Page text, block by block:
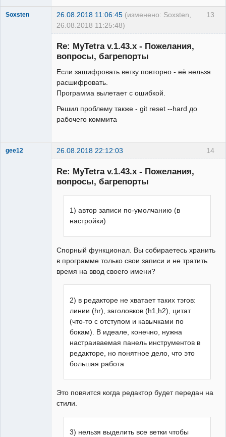
13
Soxsten 26.08.2018 11:06:45 (изменено: Soxsten,
26.08.2018 11:25:48)
Re: MyTetra v.1.43.x - Пожелания,
вопросы, багрепорты
Если зашифровать ветку повторно - её нельзя
расшифровать.
Программа вылетает с ошибкой.
Решил проблему также - git reset --hard до
рабочего коммита
14
gee12 26.08.2018 22:12:03
Re: MyTetra v.1.43.x - Пожелания,
вопросы, багрепорты
1) автор записи по-умолчанию (в
настройки)
Спорный функционал. Вы собираетесь хранить
в программе только свои записи и не тратить
время на ввод своего имени?
2) в редакторе не хватает таких тэгов:
линии (hr), заголовков (h1,h2), цитат
(что-то с отступом и кавычками по
бокам). В идеале, конечно, нужна
настраиваемая панель инструментов в
редакторе, но понятное дело, что это
большая работа
Это повяится когда редактор будет передан на
стили.
3) нельзя выделить все ветки чтобы